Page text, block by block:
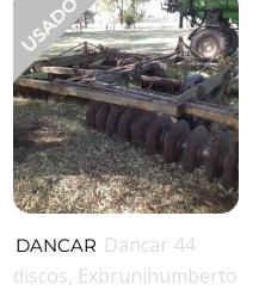
DANCAR Dancar 44
discos, Exbrunihumberto